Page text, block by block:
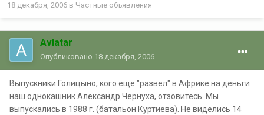
18 декабря, 2006 в Частные объявления
Avlatar
Опубликовано 18 декабря, 2006
Выпускники Голицыно, кого еще "развел" в Африке на деньги
наш однокашник Александр Чернуха, отзовитесь. Мы
выпускались в 1988 г. (батальон Куртиева). Не виделись 14